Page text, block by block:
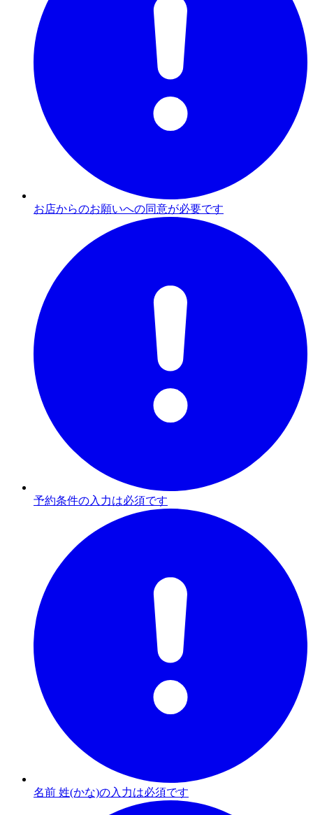
お店からのお願いへの同意が必要です
予約条件の入力は必須です
名前 姓(かな)の入力は必須です